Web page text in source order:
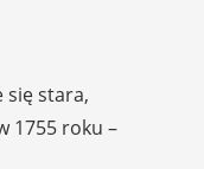
się stara,
1755 roku –